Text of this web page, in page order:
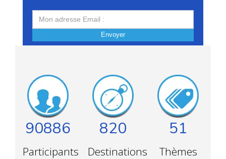
Envoyer
90886
Participants
820
Destinations
51
Thèmes